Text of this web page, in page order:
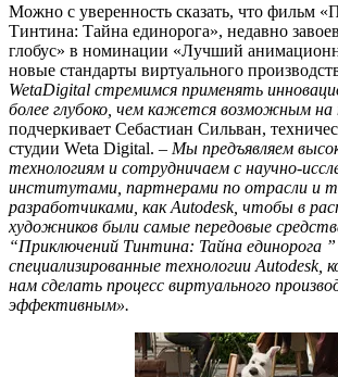
Можно с уверенность сказать, что фильм
Тинтина: Тайна единорога», недавно
глобус» в номинации «Лучший
новые стандарты виртуального
WetaDigital стремимся применять
более глубоко, чем кажется возможным на
подчеркивает Себастиан Сильван,
студии Weta Digital. – Мы предъявляем
технологиям и сотрудничаем с научно-
институтами, партнерами по отрасли и
разработчиками, как Autodesk, чтобы в
художников были самые передовые
“Приключений Тинтина: Тайна единорога ”
специализированные технологии Autodesk,
нам сделать процесс виртуального
эффективным».